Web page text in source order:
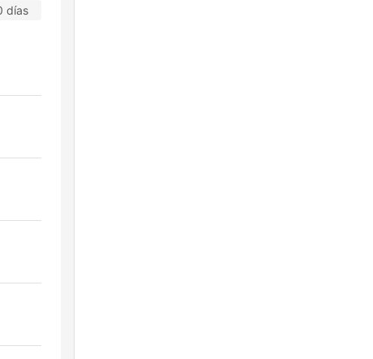
días